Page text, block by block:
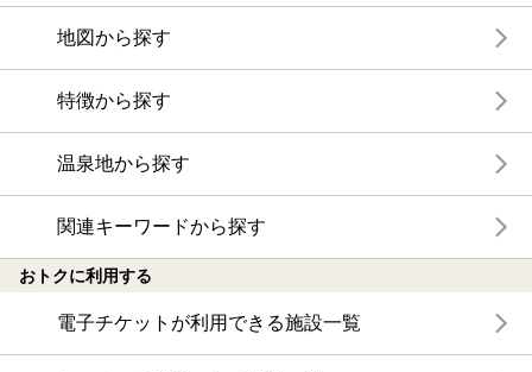
地図から探す
特徴から探す
温泉地から探す
関連キーワードから探す
おトクに利用する
電子チケットが利用できる施設一覧